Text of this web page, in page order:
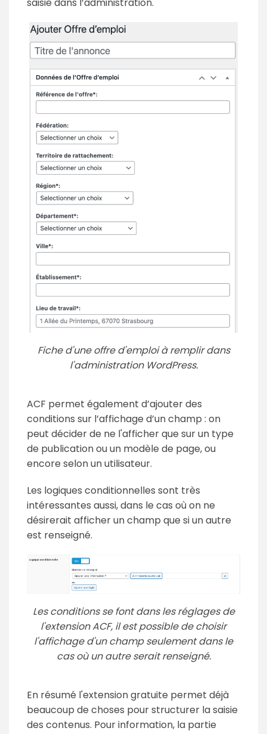
Fiche d'une offre d'emploi à remplir dans
l'administration WordPress.
ACF permet également d’ajouter des
conditions sur l’affichage d’un champ : on
peut décider de ne l'afficher que sur un type
de publication ou un modèle de page, ou
encore selon un utilisateur.
Les logiques conditionnelles sont très
intéressantes aussi, dans le cas où on ne
désirerait afficher un champ que si un autre
est renseigné.
Les conditions se font dans les réglages de
l'extension ACF, il est possible de choisir
l'affichage d'un champ seulement dans le
cas où un autre serait renseigné.
En résumé l'extension gratuite permet déjà
beaucoup de choses pour structurer la saisie
des contenus. Pour information, la partie